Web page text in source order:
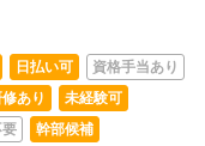
にお過ごしいただくた
充を行っていただきま
日払い可
資格手当あり
あり
未経験可
要
幹部候補